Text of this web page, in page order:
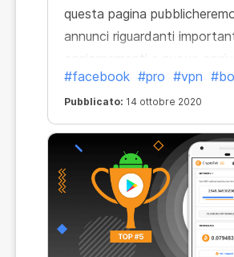
questa pagina
annunci riguardanti
aggiornamenti e nuove
linea di prodotti Cryptotab.
pagina e sarai il primo a
tutte le novità!
#facebook #pro #vpn
Pubblicato: 14 ottobre 2020